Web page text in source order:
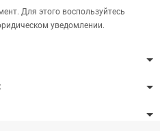
Для этого воспользуйтесь
уведомлении.